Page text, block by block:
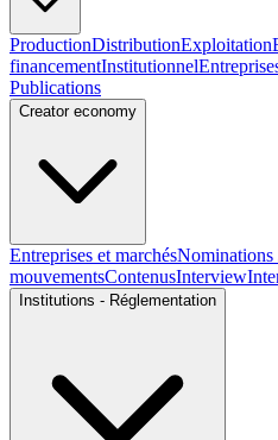
ProductionDistributionExploitation
financementInstitutionnel
Publications
Creator economy
Entreprises et marchésNominations
mouvementsContenusInterview
Institutions - Réglementation